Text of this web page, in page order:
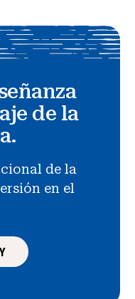
de la
de la
en el